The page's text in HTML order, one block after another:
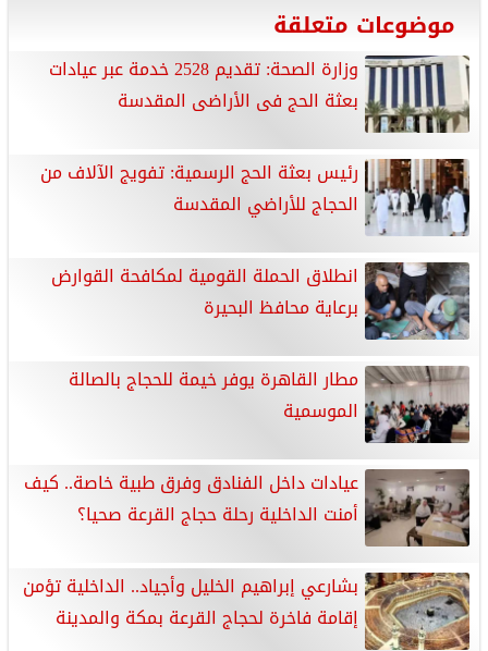
موضوعات متعلقة
وزارة الصحة: تقديم 2528 خدمة عبر عيادات
بعثة الحج فى الأراضى المقدسة
رئيس بعثة الحج الرسمية: تفويج الآلاف من
الحجاج للأراضي المقدسة
انطلاق الحملة القومية لمكافحة القوارض
برعاية محافظ البحيرة
مطار القاهرة يوفر خيمة للحجاج بالصالة
الموسمية
عيادات داخل الفنادق وفرق طبية خاصة.. كيف
أمنت الداخلية رحلة حجاج القرعة صحيا؟
بشارعي إبراهيم الخليل وأجياد.. الداخلية تؤمن
إقامة فاخرة لحجاج القرعة بمكة والمدينة